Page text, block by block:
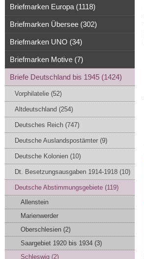
Briefmarken Europa (1118)
Briefmarken Übersee (302)
Briefmarken UNO (34)
Briefmarken Motive (7)
Briefe Deutschland bis 1945 (1424)
Vorphilatelie (52)
Altdeutschland (254)
Deutsches Reich (747)
Deutsche Auslandspostämter (9)
Deutsche Kolonien (10)
Dt. Besetzungsausgaben 1914-1918 (10)
Deutsche Abstimmungsgebiete (119)
Allenstein
Marienwerder
Oberschlesien (2)
Saargebiet 1920 bis 1934 (3)
Schleswig (2)